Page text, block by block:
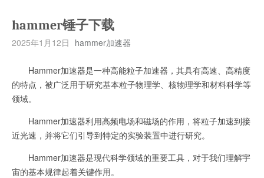
hammer锤子下载
2025年1月12日 hammer加速器
Hammer加速器是一种高能粒子加速器，其具有高速、高精度
的特点，被广泛用于研究基本粒子物理学、核物理学和材料科学等
领域。
Hammer加速器利用高频电场和磁场的作用，将粒子加速到接
近光速，并将它们引导到特定的实验装置中进行研究。
Hammer加速器是现代科学领域的重要工具，对于我们理解宇
宙的基本规律起着关键作用。